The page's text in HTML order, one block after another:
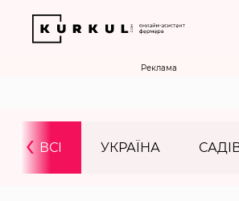
Реклама
ВСІ УКРАЇНА
‹